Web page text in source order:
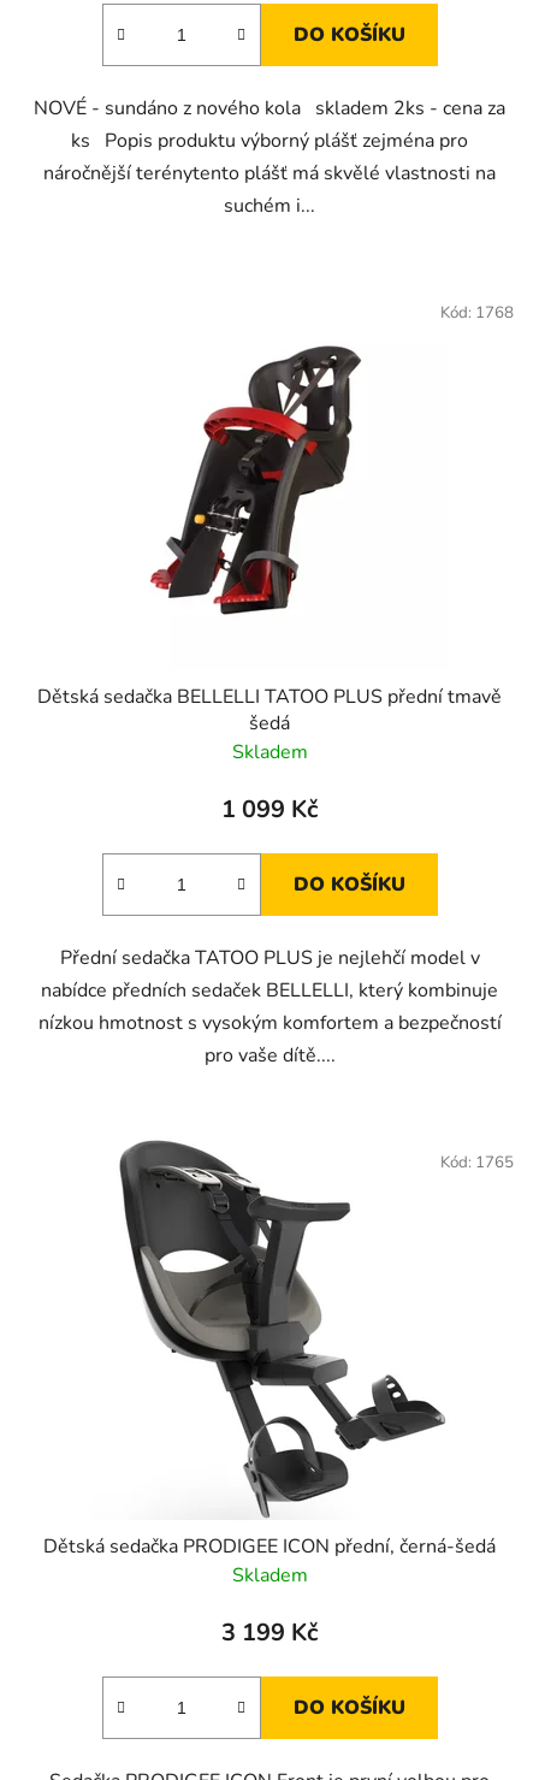
DO KOŠÍKU
NOVÉ - sundáno z nového kola skladem 2ks - cena za
ks Popis produktu výborný plášť zejména pro
náročnější terénytento plášť má skvělé vlastnosti na
suchém i...
Dětská sedačka BELLELLI TATOO PLUS přední tmavě
šedá
Skladem
1 099 Kč
DO KOŠÍKU
Přední sedačka TATOO PLUS je nejlehčí model v
nabídce předních sedaček BELLELLI, který kombinuje
nízkou hmotnost s vysokým komfortem a bezpečností
pro vaše dítě....
Kód: 1768
Dětská sedačka PRODIGEE ICON přední, černá-šedá
Skladem
3 199 Kč
DO KOŠÍKU
Kód: 1765